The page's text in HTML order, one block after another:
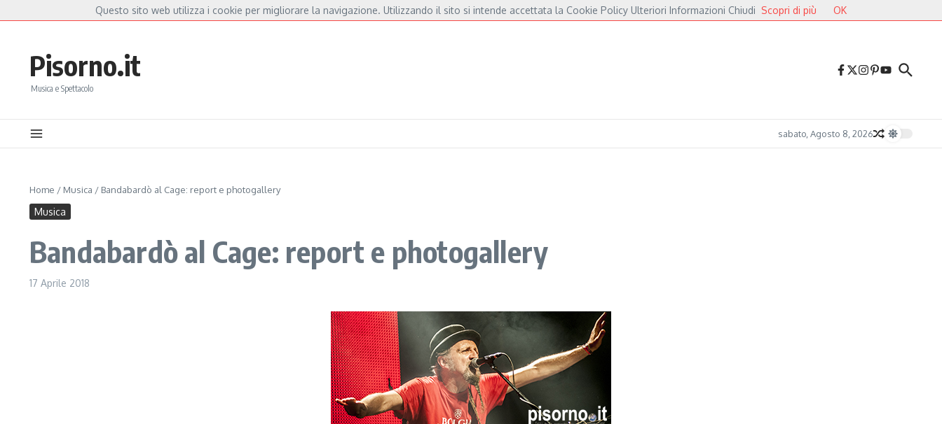
Mannoia, a Capannori nasce “Anime Salve”: la data zero è un atto d’amore per De André e Fossati Fulminacci a Pisa, una serata “indispensabile” in Piazza dei Cavalieri Druga Godba 2026, il gran finale: dalla poesia del folk alle
Pisorno.it
Musica e Spettacolo
sabato, Agosto 8, 2026
Home / Musica / Bandabardò al Cage: report e photogallery
Musica
Bandabardò al Cage: report e photogallery
17 Aprile 2018
Questo sito web utilizza i cookie per migliorare la navigazione. Utilizzando il sito si intende accettata la Cookie Policy Ulteriori Informazioni Chiudi Scopri di più OK